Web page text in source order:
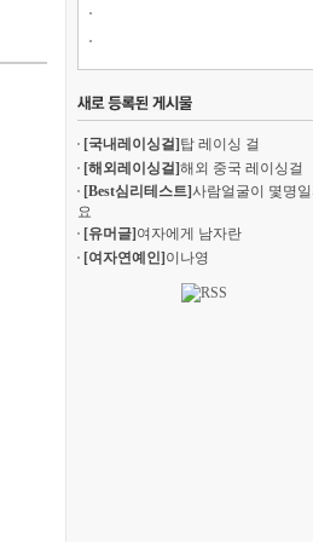
[국내레이싱걸] 탑 레이싱 걸
[해외레이싱걸]해외 중국 레이싱걸
[Best심리테스트]사람얼굴이 몇명
요
[유머글] 여자에게 남자란
[여자연예인] 이나영